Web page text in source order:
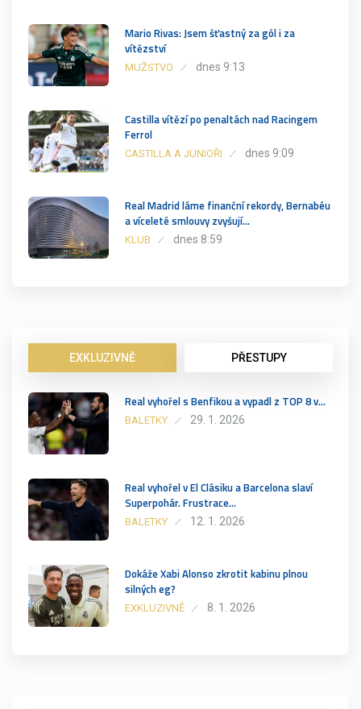
Mario Rivas: Jsem šťastný za gól i za
vítězství
MUŽSTVO dnes 9:13
Castilla vítězí po penaltách nad Racingem
Ferrol
CASTILLA A JUNIOŘI dnes 9:09
Real Madrid láme finanční rekordy, Bernabéu
a víceleté smlouvy zvyšují…
KLUB dnes 8:59
EXKLUZIVNĚ PŘESTUPY
Real vyhořel s Benfikou a vypadl z TOP 8 v…
BALETKY 29. 1. 2026
Real vyhořel v El Clásiku a Barcelona slaví
Superpohár. Frustrace…
BALETKY 12. 1. 2026
Dokáže Xabi Alonso zkrotit kabinu plnou
silných eg?
EXKLUZIVNĚ 8. 1. 2026